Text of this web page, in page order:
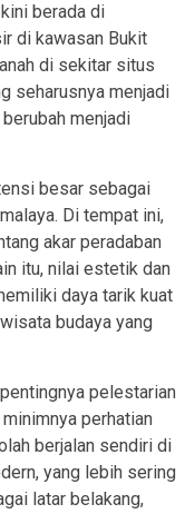
berada di
di kawasan Bukit
di sekitar situs
seharusnya menjadi
menjadi
besar sebagai
Di tempat ini,
akar peradaban
itu, nilai estetik dan
daya tarik kuat
budaya yang
pelestarian
perhatian
berjalan sendiri di
yang lebih sering
latar belakang,